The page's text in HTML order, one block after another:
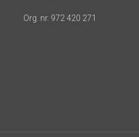
Org. nr. 972 420 271